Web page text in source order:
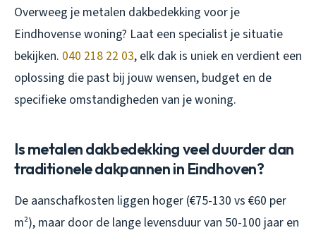
Overweeg je metalen dakbedekking voor je
Eindhovense woning? Laat een specialist je situatie
bekijken. 040 218 22 03, elk dak is uniek en verdient een
oplossing die past bij jouw wensen, budget en de
specifieke omstandigheden van je woning.
Is metalen dakbedekking veel duurder dan
traditionele dakpannen in Eindhoven?
De aanschafkosten liggen hoger (€75-130 vs €60 per
m²), maar door de lange levensduur van 50-100 jaar en